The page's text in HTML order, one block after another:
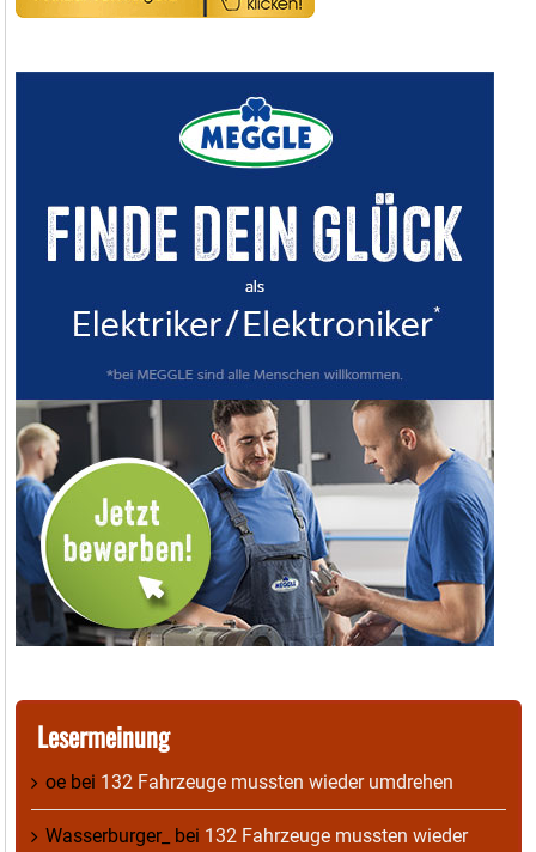
Lesermeinung
oe bei 132 Fahrzeuge mussten wieder umdrehen
Wasserburger_ bei 132 Fahrzeuge mussten wieder